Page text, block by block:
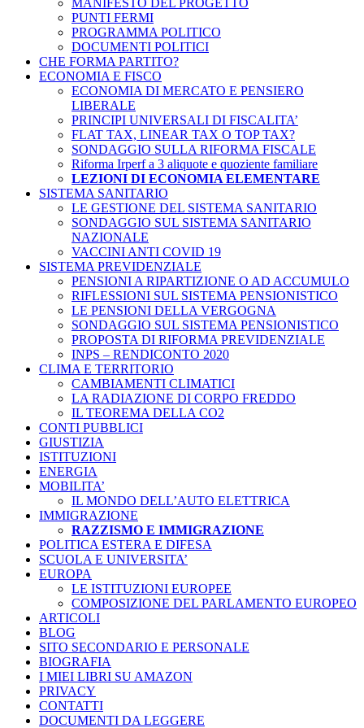
MANIFESTO DEL PROGETTO
PUNTI FERMI
PROGRAMMA POLITICO
DOCUMENTI POLITICI
CHE FORMA PARTITO?
ECONOMIA E FISCO
ECONOMIA DI MERCATO E PENSIERO
LIBERALE
PRINCIPI UNIVERSALI DI FISCALITA’
FLAT TAX, LINEAR TAX O TOP TAX?
SONDAGGIO SULLA RIFORMA FISCALE
Riforma Irperf a 3 aliquote e quoziente familiare
LEZIONI DI ECONOMIA ELEMENTARE
SISTEMA SANITARIO
LE GESTIONE DEL SISTEMA SANITARIO
SONDAGGIO SUL SISTEMA SANITARIO
NAZIONALE
VACCINI ANTI COVID 19
SISTEMA PREVIDENZIALE
PENSIONI A RIPARTIZIONE O AD ACCUMULO
RIFLESSIONI SUL SISTEMA PENSIONISTICO
LE PENSIONI DELLA VERGOGNA
SONDAGGIO SUL SISTEMA PENSIONISTICO
PROPOSTA DI RIFORMA PREVIDENZIALE
INPS – RENDICONTO 2020
CLIMA E TERRITORIO
CAMBIAMENTI CLIMATICI
LA RADIAZIONE DI CORPO FREDDO
IL TEOREMA DELLA CO2
CONTI PUBBLICI
GIUSTIZIA
ISTITUZIONI
ENERGIA
MOBILITA’
IL MONDO DELL’AUTO ELETTRICA
IMMIGRAZIONE
RAZZISMO E IMMIGRAZIONE
POLITICA ESTERA E DIFESA
SCUOLA E UNIVERSITA’
EUROPA
LE ISTITUZIONI EUROPEE
COMPOSIZIONE DEL PARLAMENTO EUROPEO
ARTICOLI
BLOG
SITO SECONDARIO E PERSONALE
BIOGRAFIA
I MIEI LIBRI SU AMAZON
PRIVACY
CONTATTI
DOCUMENTI DA LEGGERE